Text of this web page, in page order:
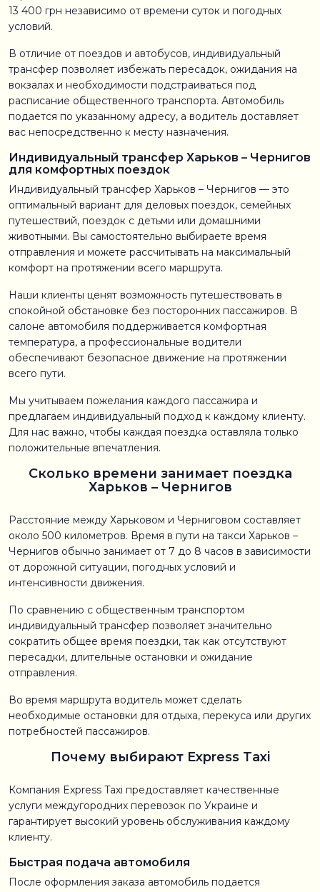
13 400 грн независимо от времени суток и погодных
условий.
В отличие от поездов и автобусов, индивидуальный
трансфер позволяет избежать пересадок, ожидания на
вокзалах и необходимости подстраиваться под
расписание общественного транспорта. Автомобиль
подается по указанному адресу, а водитель доставляет
вас непосредственно к месту назначения.
Индивидуальный трансфер Харьков – Чернигов
для комфортных поездок
Индивидуальный трансфер Харьков – Чернигов — это
оптимальный вариант для деловых поездок, семейных
путешествий, поездок с детьми или домашними
животными. Вы самостоятельно выбираете время
отправления и можете рассчитывать на максимальный
комфорт на протяжении всего маршрута.
Наши клиенты ценят возможность путешествовать в
спокойной обстановке без посторонних пассажиров. В
салоне автомобиля поддерживается комфортная
температура, а профессиональные водители
обеспечивают безопасное движение на протяжении
всего пути.
Мы учитываем пожелания каждого пассажира и
предлагаем индивидуальный подход к каждому клиенту.
Для нас важно, чтобы каждая поездка оставляла только
положительные впечатления.
Сколько времени занимает поездка
Харьков – Чернигов
Расстояние между Харьковом и Черниговом составляет
около 500 километров. Время в пути на такси Харьков –
Чернигов обычно занимает от 7 до 8 часов в зависимости
от дорожной ситуации, погодных условий и
интенсивности движения.
По сравнению с общественным транспортом
индивидуальный трансфер позволяет значительно
сократить общее время поездки, так как отсутствуют
пересадки, длительные остановки и ожидание
отправления.
Во время маршрута водитель может сделать
необходимые остановки для отдыха, перекуса или других
потребностей пассажиров.
Почему выбирают Express Taxi
Компания Express Taxi предоставляет качественные
услуги междугородних перевозок по Украине и
гарантирует высокий уровень обслуживания каждому
клиенту.
Быстрая подача автомобиля
После оформления заказа автомобиль подается